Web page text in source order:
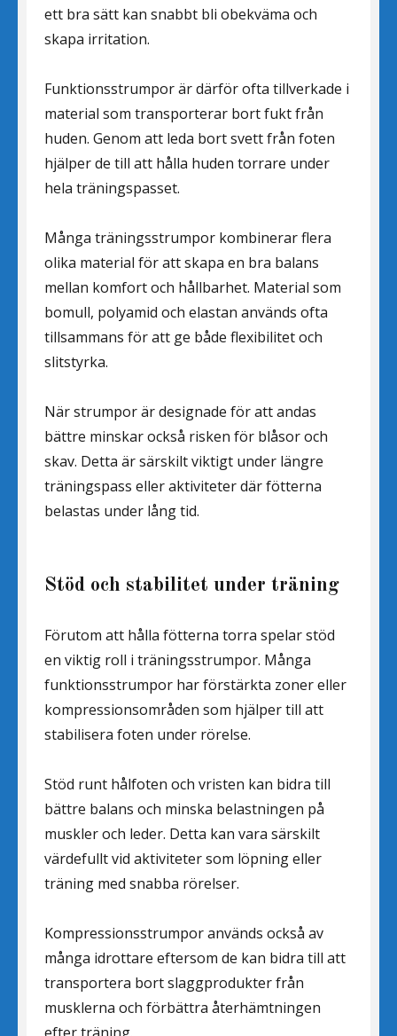
ett bra sätt kan snabbt bli obekväma och
skapa irritation.
Funktionsstrumpor är därför ofta tillverkade i
material som transporterar bort fukt från
huden. Genom att leda bort svett från foten
hjälper de till att hålla huden torrare under
hela träningspasset.
Många träningsstrumpor kombinerar flera
olika material för att skapa en bra balans
mellan komfort och hållbarhet. Material som
bomull, polyamid och elastan används ofta
tillsammans för att ge både flexibilitet och
slitstyrka.
När strumpor är designade för att andas
bättre minskar också risken för blåsor och
skav. Detta är särskilt viktigt under längre
träningspass eller aktiviteter där fötterna
belastas under lång tid.
Stöd och stabilitet under träning
Förutom att hålla fötterna torra spelar stöd
en viktig roll i träningsstrumpor. Många
funktionsstrumpor har förstärkta zoner eller
kompressionsområden som hjälper till att
stabilisera foten under rörelse.
Stöd runt hålfoten och vristen kan bidra till
bättre balans och minska belastningen på
muskler och leder. Detta kan vara särskilt
värdefullt vid aktiviteter som löpning eller
träning med snabba rörelser.
Kompressionsstrumpor används också av
många idrottare eftersom de kan bidra till att
transportera bort slaggprodukter från
musklerna och förbättra återhämtningen